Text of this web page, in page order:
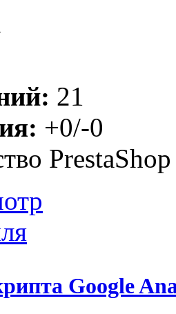
21
+0/-0
PrestaShop
Google